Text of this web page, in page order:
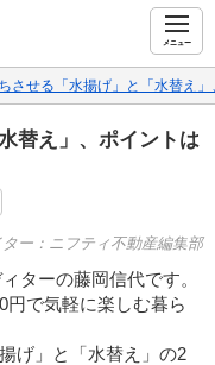
メニュー
させる「水揚げ」と「水替え
替え」、ポイントは
ター：ニフティ不動産編集部
ターの藤岡信代です。
円で気軽に楽しむ暮ら
げ」と「水替え」の2